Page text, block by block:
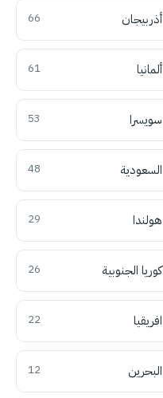
أذربيجان 66
ألمانيا 61
سويسرا 53
السعودية 48
هولندا 29
كوريا الجنوبية 26
افريقيا 22
البحرين 12